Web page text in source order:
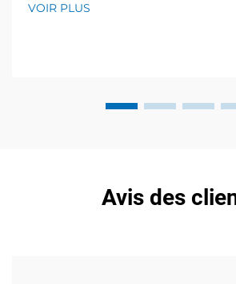
Obtenez dès maintenant votre guide
VOIR PLUS
Avis des